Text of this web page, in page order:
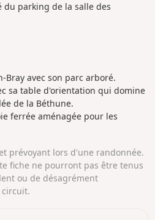
du parking de la salle des
Bray avec son parc arboré.
sa table d'orientation qui domine
de la Béthune.
ferrée aménagée pour les
prévoyant lors d'une randonnée.
fiche ne pourront pas être tenus
ou de désagrément